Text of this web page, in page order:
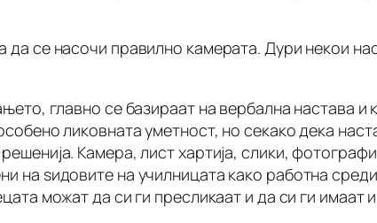
се насочи правилно камерата. Дури некои
главно се базираат на вербална настава и
ликовната уметност, но секако дека
Камера, лист хартија, слики,
на ѕидовите на училницата како работна
можат да си ги пресликаат и да си ги имаат